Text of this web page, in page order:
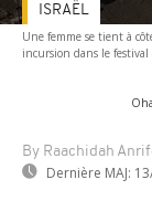
Une femme se tient à
incursion dans le
By Raachidah
Dernière MAJ:
ISRAËL